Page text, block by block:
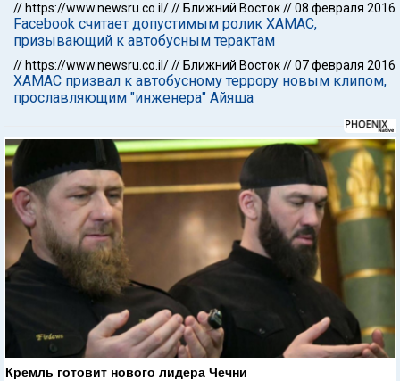
// https://www.newsru.co.il/// Ближний Восток//08 февраля 2016
Facebook считает допустимым ролик ХАМАС,
призывающий к автобусным терактам
// https://www.newsru.co.il/// Ближний Восток//07 февраля 2016
ХАМАС призвал к автобусному террору новым клипом,
прославляющим "инженера" Айяша
Кремль готовит нового лидера Чечни